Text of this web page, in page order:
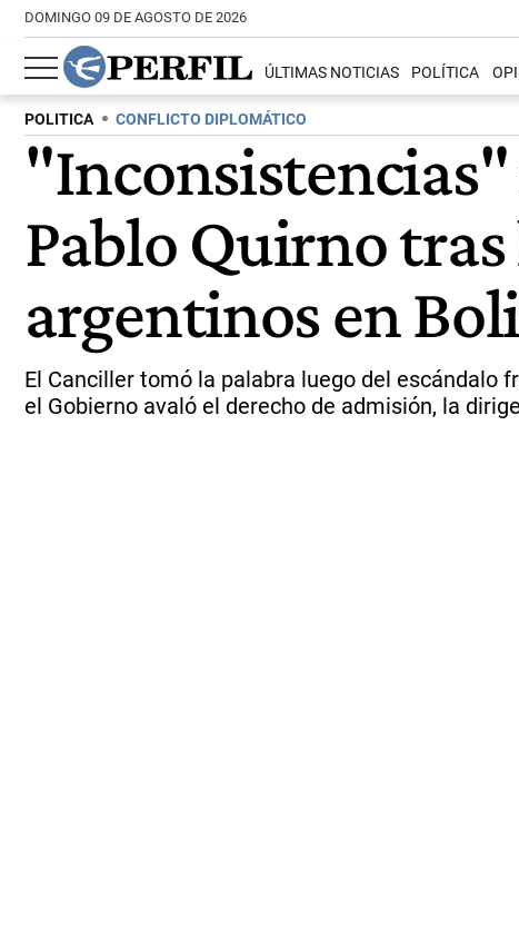
DOMINGO 09 DE AGOSTO DE 2026
ÚLTIMAS NOTICIAS POLÍTICA
POLITICA CONFLICTO DIPLOMÁTICO
Pablo Quirno
argentinos en
El Canciller tomó la palabra luego del escándalo
el Gobierno avaló el derecho de admisión, la